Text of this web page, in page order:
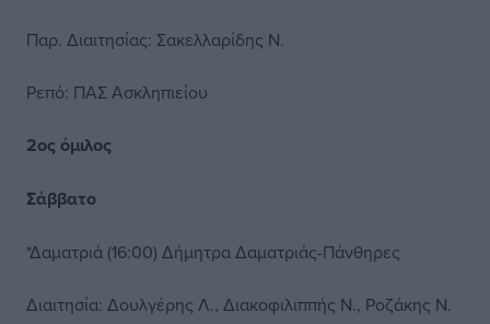
Παρ. Διαιτησίας: Σακελλαρίδης Ν.
Ρεπό: ΠΑΣ Ασκληπιείου
2ος όμιλος
Σάββατο
*Δαματριά (16:00) Δήμητρα Δαματριάς-Πάνθηρες
Διαιτησία: Δουλγέρης Λ., Διακοφιλιππής Ν., Ροζάκης Ν.